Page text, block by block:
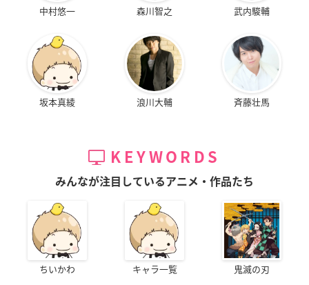
中村悠一 森川智之 武内駿輔
坂本真綾 浪川大輔 斉藤壮馬
KEYWORDS
みんなが注目しているアニメ・作品たち
ちいかわ キャラ一覧 鬼滅の刃